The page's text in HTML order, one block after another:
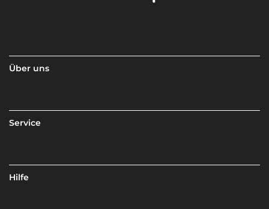
Über uns
Service
Hilfe